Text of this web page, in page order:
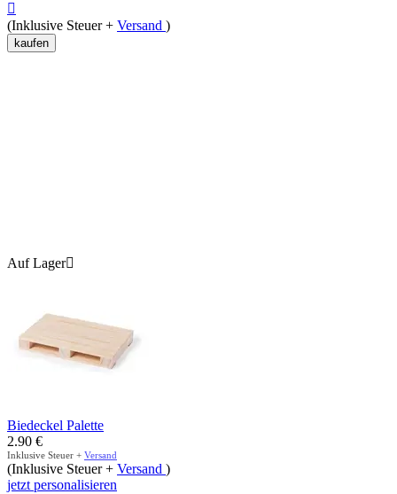

(Inklusive Steuer + Versand )
kaufen
Auf Lager
Biedeckel Palette
2.90 €
Inklusive Steuer + Versand
(Inklusive Steuer + Versand )
jetzt personalisieren